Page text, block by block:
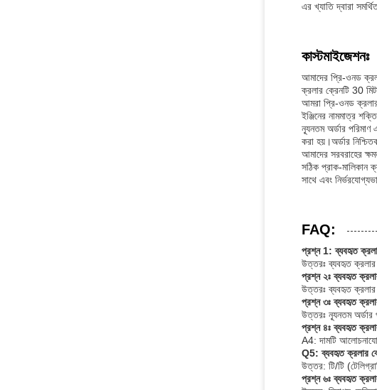
এর খ্যাতি দ্বারা
কাস্টমাইজেশনঃ
আমাদের প্রি-ওনড
ক্রলার ক্রেনটি 30
আমরা প্রি-ওনড ক্রলার
ইঞ্জিনের নামমাত্র
ন্যূনতম অর্ডার পরিমাণ
করা হয়।অর্ডার
আমাদের সরবরাহের
সঠিক প্রাক-মালিকান
সাথে এবং
FAQ:
প্রশ্ন 1: ব্যবহৃত
উত্তরঃ ব্যবহৃত ক্রলার
প্রশ্ন ২ঃ ব্যবহৃত
উত্তরঃ ব্যবহৃত ক্রলার
প্রশ্ন ৩ঃ ব্যবহৃত
উত্তরঃ ন্যূনতম অর্ডার
প্রশ্ন ৪ঃ ব্যবহৃত
A4: দামটি
Q5: ব্যবহৃত ক্রলার
উত্তর: টি/টি
প্রশ্ন ৬ঃ ব্যবহৃত